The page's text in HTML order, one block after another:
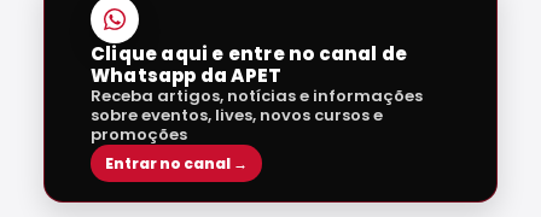
Clique aqui e entre no canal de
Whatsapp da APET
Receba artigos, notícias e informações
sobre eventos, lives, novos cursos e
promoções
Entrar no canal →